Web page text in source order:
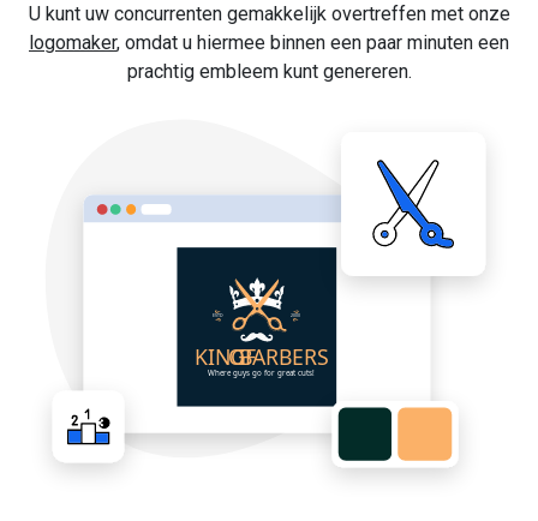
U kunt uw concurrenten gemakkelijk overtreffen met onze
logomaker, omdat u hiermee binnen een paar minuten een
prachtig embleem kunt genereren.